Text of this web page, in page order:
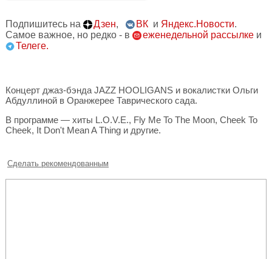
Подпишитесь на Дзен, ВК и Яндекс.Новости.
Самое важное, но редко - в
еженедельной рассылке и
Телеге.
Концерт джаз-бэнда JAZZ HOOLIGANS и вокалистки Ольги
Абдуллиной в Оранжерее Таврического сада.
В программе — хиты L.O.V.E., Fly Me To The Moon, Cheek To
Cheek, It Don't Mean A Thing и другие.
Сделать рекомендованным